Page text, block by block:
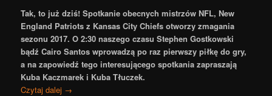
Tak, to już dziś! Spotkanie obecnych mistrzów NFL, New
England Patriots z Kansas City Chiefs otworzy zmagania
sezonu 2017. O 2:30 naszego czasu Stephen Gostkowski
bądź Cairo Santos wprowadzą po raz pierwszy piłkę do gry,
a na zapowiedź tego interesującego spotkania zapraszają
Kuba Kaczmarek i Kuba Tłuczek.
Czytaj dalej →